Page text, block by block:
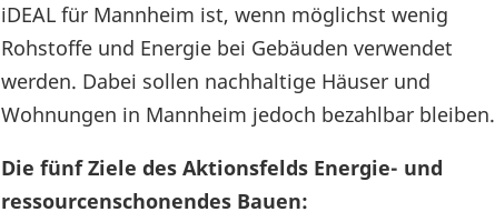
iDEAL für Mannheim ist, wenn möglichst wenig
Rohstoffe und Energie bei Gebäuden verwendet
werden. Dabei sollen nachhaltige Häuser und
Wohnungen in Mannheim jedoch bezahlbar bleiben.
Die fünf Ziele des Aktionsfelds Energie- und
ressourcenschonendes Bauen: